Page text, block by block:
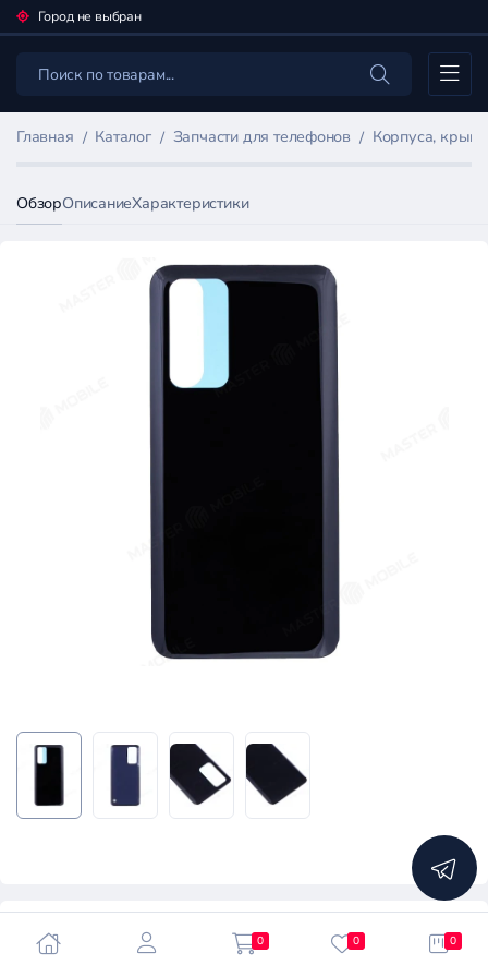
Город не выбран
Каталог
Главная Каталог Запчасти для телефонов Корпуса,
ОбзорОписаниеХарактеристики
5.0
0 0 0